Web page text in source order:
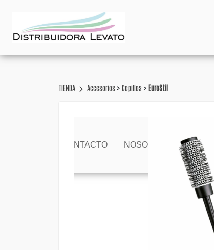
TIENDA Accesorios > Cepillos > EuroStil